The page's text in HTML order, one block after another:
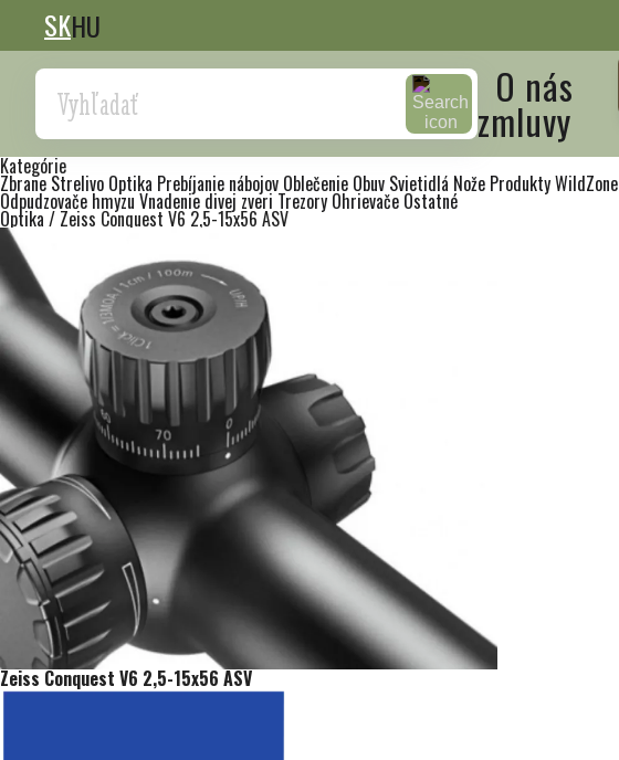
SKHU
Search O nás
zmluvy
Kategórie
Zbrane Strelivo Optika Prebíjanie nábojov Oblečenie Obuv Svietidlá Nože Produkty WildZone
Odpudzovače hmyzu Vnadenie divej zveri Trezory Ohrievače Ostatné
Optika / Zeiss Conquest V6 2,5-15x56 ASV
Zeiss Conquest V6 2,5-15x56 ASV